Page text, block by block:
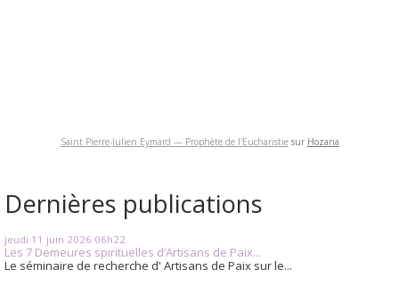
Saint Pierre-Julien Eymard — Prophète de l'Eucharistiesur Hozana
Dernières publications
jeudi 11 juin 2026 06h22
Les 7 Demeures spirituelles d’Artisans de Paix...
Le séminaire de recherche d' Artisans de Paix sur le...